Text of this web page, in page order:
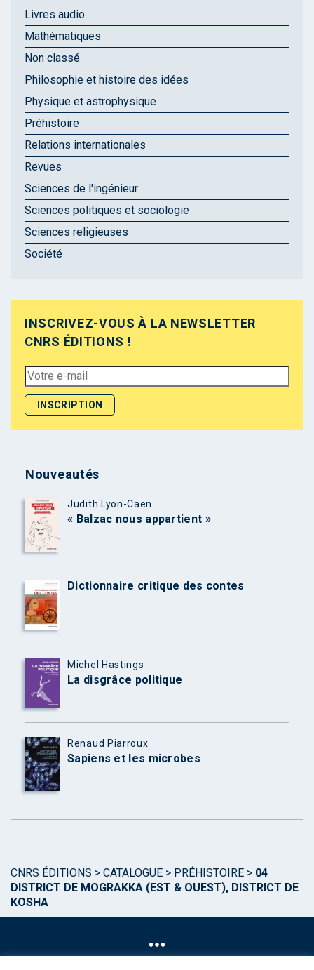
Livres audio
Mathématiques
Non classé
Philosophie et histoire des idées
Physique et astrophysique
Préhistoire
Relations internationales
Revues
Sciences de l'ingénieur
Sciences politiques et sociologie
Sciences religieuses
Société
INSCRIVEZ-VOUS À LA NEWSLETTER
CNRS ÉDITIONS !
Nouveautés
Judith Lyon-Caen
« Balzac nous appartient »
Dictionnaire critique des contes
Michel Hastings
La disgrâce politique
Renaud Piarroux
Sapiens et les microbes
CNRS ÉDITIONS > CATALOGUE > PRÉHISTOIRE > 04
DISTRICT DE MOGRAKKA (EST & OUEST), DISTRICT DE
KOSHA